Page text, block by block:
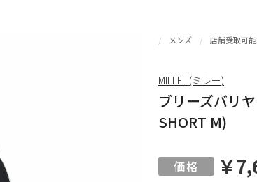
メンズ 店舗受取可能
ブリーズバリ
SHORT M)
￥
MILLET(ミレー)